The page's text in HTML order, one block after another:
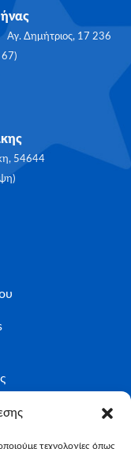
τεχνολογίες όπως
Δημήτριος, 17 236
67)
54644